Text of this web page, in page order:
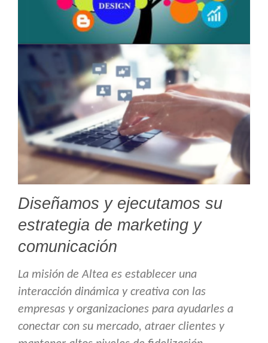
Diseñamos y ejecutamos su
estrategia de marketing y
comunicación
La misión de Altea es establecer una
interacción dinámica y creativa con las
empresas y organizaciones para ayudarles a
conectar con su mercado, atraer clientes y